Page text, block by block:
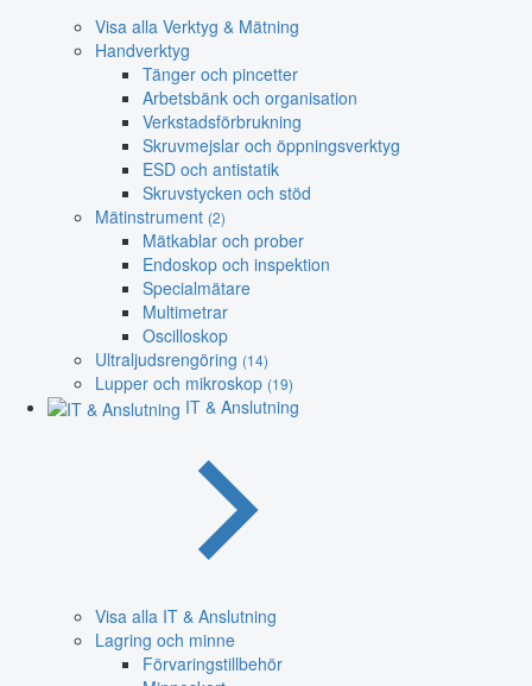
Visa alla Verktyg & Mätning
Handverktyg
Tänger och pincetter
Arbetsbänk och organisation
Verkstadsförbrukning
Skruvmejslar och öppningsverktyg
ESD och antistatik
Skruvstycken och stöd
Mätinstrument (2)
Mätkablar och prober
Endoskop och inspektion
Specialmätare
Multimetrar
Oscilloskop
Ultraljudsrengöring (14)
Lupper och mikroskop (19)
IT & Anslutning
Visa alla IT & Anslutning
Lagring och minne
Förvaringstillbehör